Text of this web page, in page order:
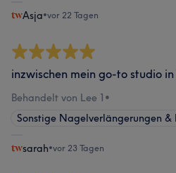
Asja•vor 22 Tagen
inzwischen mein go-to studio
Behandelt von Lee 1 •
Sonstige Nagelverlängerungen &
sarah•vor 23 Tagen